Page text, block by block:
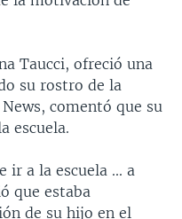
Taucci, ofreció una
su rostro de la
comentó que su
escuela.
ir a la escuela ... a
que estaba
de su hijo en el